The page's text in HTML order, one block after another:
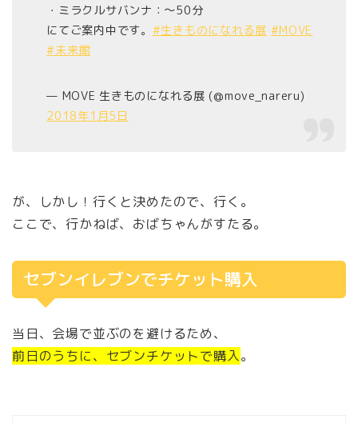
・ミラクルサバンナ：〜50分
にてご案内中です。 #生きものになれる展 #MOVE
#未来館
— MOVE 生きものになれる展 (@move_nareru)
2018年1月5日
が、しかし！行くと決めたので、行く。
ここで、行かねば、おばちゃんがすたる。
セブンイレブンでチケット購入
当日、会場で並ぶのを避けるため、
前日のうちに、セブンチケットで購入。